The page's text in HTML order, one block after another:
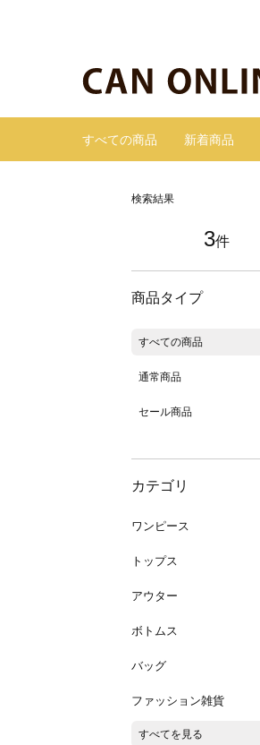
すべての商品 新着商品
検索結果
3件
商品タイプ
すべての商品
通常商品
セール商品
カテゴリ
ワンピース
トップス
アウター
ボトムス
バッグ
ファッション雑貨
すべてを見る